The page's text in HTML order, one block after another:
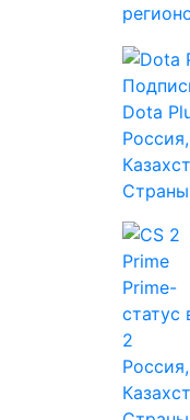
Dota
Россия,
Prime-
статус
2
Россия,
Платформа
Windows
MAC
Linux
Режим игры
Для
Для
Против
Против